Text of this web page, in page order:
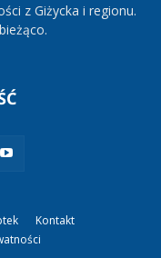
z Giżycka i regionu.
Kontakt